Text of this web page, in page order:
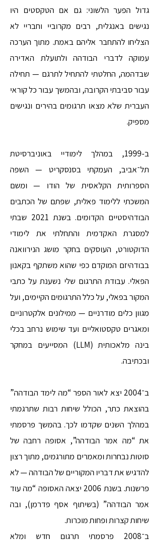
גדול הפער הלשוני: גם אם הטקסטים היו
נגישים באנגלית, רבים מקרוביי וחבריי לא
הצליחו להתחבר אליהם באמת. מתוך הערכה
עמוקה לדברי הבודהה ולתועלת האדירה
שבדהמה, החלטתי להתחיל לתרגם — תחילה
עבור סביבתי הקרובה, ובהמשך עבור כל קוראי
העברית שלא מצאו תרגומים בהירים ונגישים
מספיק.
ב-1999, במהלך לימודיי באוניברסיטת
תל־אביב, העמקתי בסנסקריט — השפה
הספרותית הקלאסית של הודו — ומשם
המשכתי ללימוד פאלית, שפתם של הכתבים
הבודהיסטיים הקדומים. בשנת 2021 שבתי
למסגרת האקדמית והתחלתי את לימודי
הדוקטורט, העוסקים בחקר מושג הנירוואנה
בבודהיזם המוקדם כפי שהוא משתקף בקאנון
הפאלי. עבודת התרגום שלי נשענת על כתבי
המקור בפאלי, על כלל התרגומים הקיימים, ועל
מגוון כלים מודרניים — ממילונים אלקטרוניים
ומאגרים טקסטואליים ועד שימוש נרחב בכלי
בינה מלאכותית (LLM) המסייעים במחקר
ובכתיבה.
ב־2004 יצא לאור הספר “מה לימד הבודהה”
בהוצאת כתר, הכולל שיחות רבות שתרגמתי
במהלך השנים שקדמו לכך. בהמשך פרסמתי
את “מה אמר הבודהה”, אסופה רחבה של
סוטות נבחרות ומאמרים מתורגמים, מתוך רצון
להדגיש את דבריו המקוריים של הבודהה — לא
פרשנות. בשנת 2006 יצאה האסופה “מה עוד
אמר הבודהה” (בשיתוף אסף פדרמן), ובה
שיחות קצרות ופחות מוכרות.
ב־2008 פרסמתי תרגום חדש ומלא